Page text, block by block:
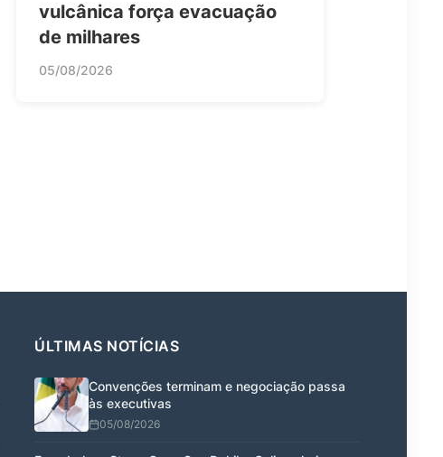
vulcânica força evacuação
de milhares
05/08/2026
ÚLTIMAS NOTÍCIAS
Convenções terminam e negociação passa
às executivas
05/08/2026